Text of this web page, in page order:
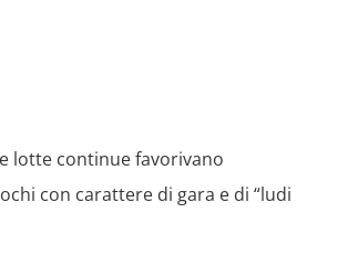
lotte continue favorivano
con carattere di gara e di “ludi